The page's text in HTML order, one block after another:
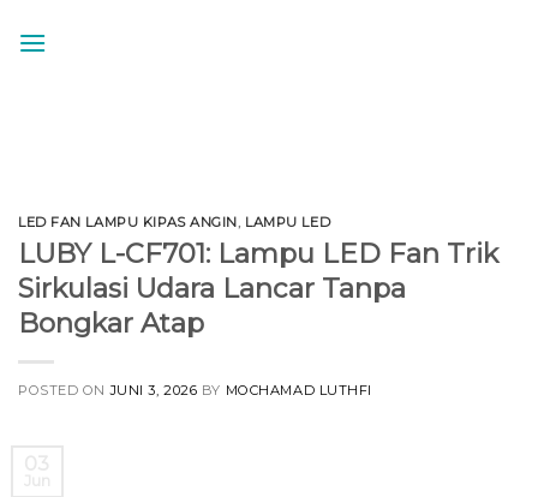
LED FAN LAMPU KIPAS ANGIN, LAMPU LED
LUBY L-CF701: Lampu LED Fan Trik
Sirkulasi Udara Lancar Tanpa
Bongkar Atap
POSTED ONJUNI 3, 2026 BY MOCHAMAD LUTHFI